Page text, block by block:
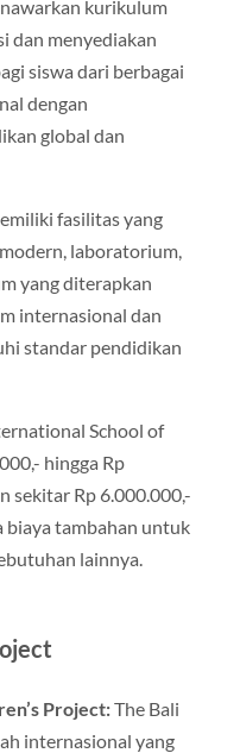
kurikulum
dan menyediakan
siswa dari berbagai
dengan
global dan
fasilitas yang
laboratorium,
yang diterapkan
internasional dan
standar pendidikan
School of
hingga Rp
sekitar Rp 6.000.000,-
biaya tambahan untuk
lainnya.
Project:The Bali
internasional yang